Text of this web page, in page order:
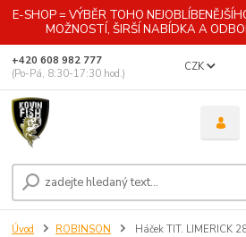
E-SHOP = VÝBĚR TOHO
MOŽNOSTÍ, ŠIRŠÍ NABÍDKA A
CZK
+420 608 982 777
(Po-Pá, 8:30-17:30 hod.)
Úvod ROBINSON Háček TIT. LIMERICK